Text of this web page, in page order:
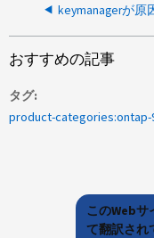
おすすめの記事
タグ
product-categories:ontap-
このWebサ
て翻訳され